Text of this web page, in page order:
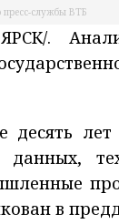
пресс-службы ВТБ
.
в